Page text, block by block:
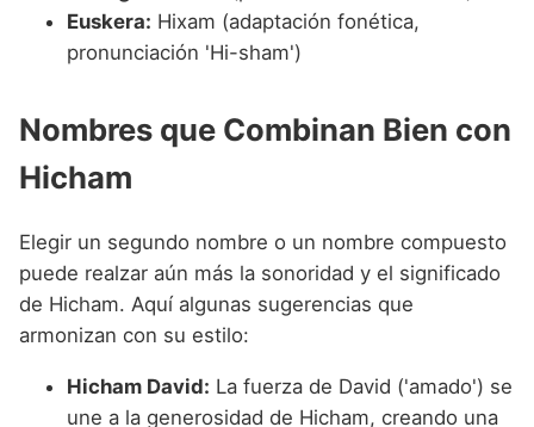
Euskera: Hixam (adaptación fonética,
pronunciación 'Hi-sham')
Nombres que Combinan Bien con
Hicham
Elegir un segundo nombre o un nombre compuesto
puede realzar aún más la sonoridad y el significado
de Hicham. Aquí algunas sugerencias que
armonizan con su estilo:
Hicham David: La fuerza de David ('amado') se
une a la generosidad de Hicham, creando una